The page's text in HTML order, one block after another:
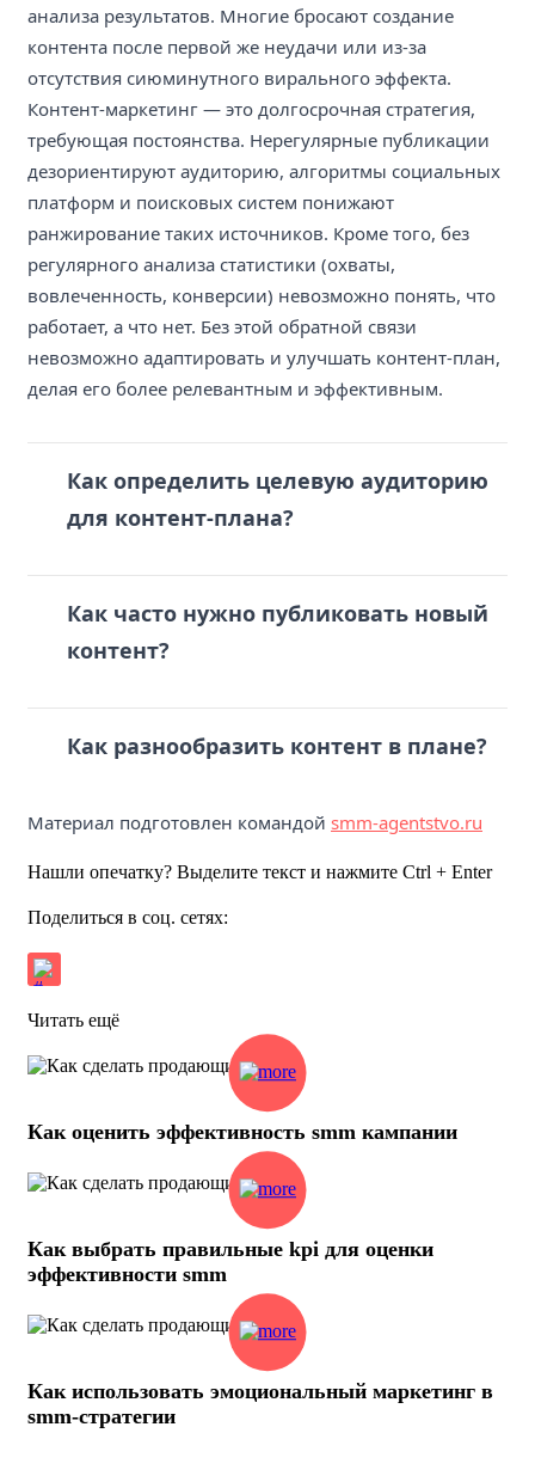
анализа результатов. Многие бросают создание
контента после первой же неудачи или из-за
отсутствия сиюминутного вирального эффекта.
Контент-маркетинг — это долгосрочная стратегия,
требующая постоянства. Нерегулярные публикации
дезориентируют аудиторию, алгоритмы социальных
платформ и поисковых систем понижают
ранжирование таких источников. Кроме того, без
регулярного анализа статистики (охваты,
вовлеченность, конверсии) невозможно понять, что
работает, а что нет. Без этой обратной связи
невозможно адаптировать и улучшать контент-план,
делая его более релевантным и эффективным.
Как определить целевую аудиторию
для контент-плана?
Как часто нужно публиковать новый
контент?
Как разнообразить контент в плане?
Материал подготовлен командой smm-agentstvo.ru
Нашли опечатку? Выделите текст и нажмите Ctrl + Enter
Поделиться в соц. сетях:
Читать ещё
Как оценить эффективность smm кампании
Как выбрать правильные kpi для оценки
эффективности smm
Как использовать эмоциональный маркетинг в
smm-стратегии